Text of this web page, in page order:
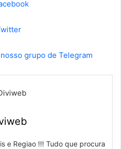
grupo de Telegram
e Regiao !!! Tudo que procura